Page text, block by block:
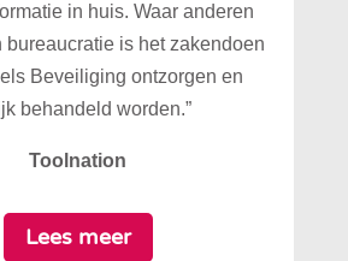
in huis. Waar anderen
bureaucratie is het zakendoen
Beveiliging ontzorgen en
behandeld worden.”
Toolnation
Lees meer